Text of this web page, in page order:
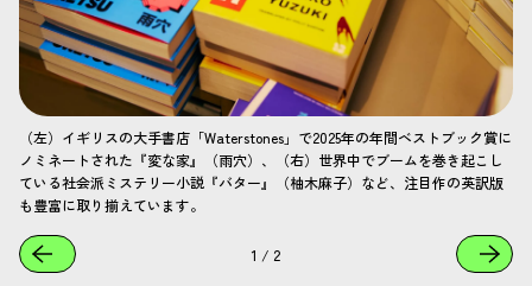
（左）イギリスの大手書店「Waterstones」で2025年の年間ベストブック賞に
ノミネートされた『変な家』（雨穴）、（右）世界中でブームを巻き起こし
ている社会派ミステリー小説『バター』（柚木麻子）など、注目作の英訳版
も豊富に取り揃えています。
1 / 2